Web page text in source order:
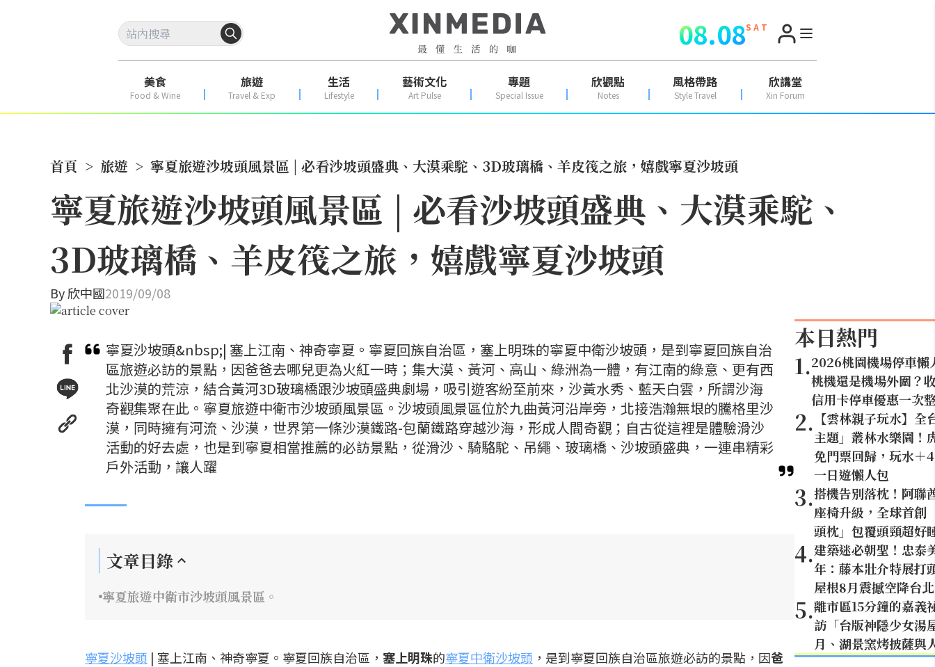
08.08S A T
美食
Food & Wine
旅遊
Travel & Exp
生活
Lifestyle
藝術文化
Art Pulse
專題
Special Issue
欣觀點
Notes
風格帶路
Style Travel
欣講堂
Xin Forum
首頁 > 旅遊 > 寧夏旅遊沙坡頭風景區 | 必看沙坡頭盛典、大漠乘駝、3D玻璃橋、羊皮筏之旅，嬉戲寧夏沙坡頭
寧夏旅遊沙坡頭風景區 | 必看沙坡頭盛典、大漠乘駝、
3D玻璃橋、羊皮筏之旅，嬉戲寧夏沙坡頭
By欣中國2019/09/08
寧夏沙坡頭&nbsp;| 塞上江南、神奇寧夏。寧夏回族自治區，塞上明珠的寧夏中衛沙坡頭，是到寧夏回族自治
區旅遊必訪的景點，因爸爸去哪兒更為火紅一時；集大漠、黃河、高山、綠洲為一體，有江南的綠意、更有西
北沙漠的荒涼，結合黃河3D玻璃橋跟沙坡頭盛典劇場，吸引遊客紛至前來，沙黃水秀、藍天白雲，所謂沙海
奇觀集聚在此。寧夏旅遊中衛市沙坡頭風景區。沙坡頭風景區位於九曲黃河沿岸旁，北接浩瀚無垠的騰格里沙
漠，同時擁有河流、沙漠，世界第一條沙漠鐵路-包蘭鐵路穿越沙海，形成人間奇觀；自古從這裡是體驗滑沙
活動的好去處，也是到寧夏相當推薦的必訪景點，從滑沙、騎駱駝、吊繩、玻璃橋、沙坡頭盛典，一連串精彩
戶外活動，讓人躍
文章目錄
寧夏旅遊中衛市沙坡頭風景區。
寧夏沙坡頭 | 塞上江南、神奇寧夏。寧夏回族自治區， 塞上明珠的寧夏中衛沙坡頭 ，是到寧夏回族自治區旅遊必訪的景點，因爸
本日熱門
1.2026桃園機場停車懶
桃機還是機場外圍？
信用卡停車優惠一次
2. 【雲林親子玩水】全
主題」叢林水樂園！
免門票回歸，玩水＋
一日遊懶人包
3.搭機告別落枕！阿聯
座椅升級，全球首
頭枕」包覆頭頸超好
4.建築迷必朝聖！忠泰
年：藤本壯介特展打
屋根8月震撼空降台北
5.離市區15分鐘的嘉義
訪「台版神隱少女湯
月、湖景窯烤披薩與